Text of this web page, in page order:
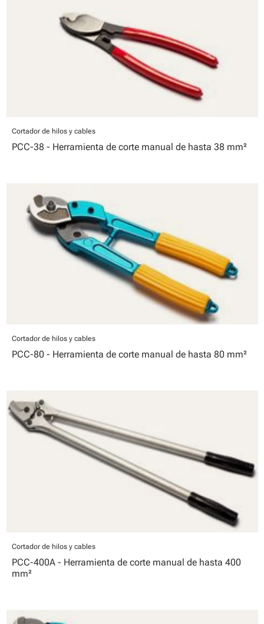
Cortador de hilos y cables
PCC-38 - Herramienta de corte manual de hasta 38 mm²
Cortador de hilos y cables
PCC-80 - Herramienta de corte manual de hasta 80 mm²
Cortador de hilos y cables
PCC-400A - Herramienta de corte manual de hasta 400
mm²